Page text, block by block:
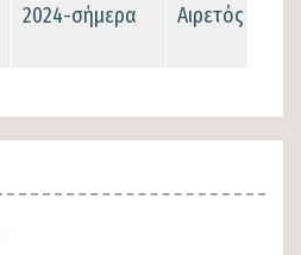
2024-σήμερα Αιρετός